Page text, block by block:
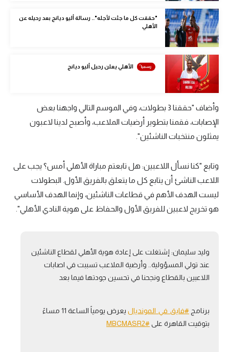
أمريكا
ركن الألعاب
أقسام خاصة
Gamers
تحقيق في الجول
تقرير في الجول
تحليل في الجول
حكايات في الجول
"حققت كل ما جئت لأجله".. رسالة أليو ديانج بعد رحيله عن
الأهلي
الأهلي يعلن رحيل أليو ديانج
وأضاف "حققنا 3 بطولات، وفي الموسم التالي واجهنا بعض
الإصابات، فقمنا بتطوير أرضيات الملاعب، وأصبح لدينا لاعبون
يمثلون منتخبات الناشئين".
وتابع "كنا نسأل اللاعبين: هل تابعتم مباراة الأهلي أمس؟ يجب على
اللاعب الناشئ أن يتابع كل ما يتعلق بالفريق الأول. البطولات
ليست الهدف الأهم في قطاعات الناشئين، وإنما الهدف الأساسي
هو تخريج لاعبين للفريق الأول والحفاظ على هوية النادي الأهلي".
وليد سليمان: إشتغلت على إعادة هوية الأهلي لقطاع الناشئين
عند تولي المسؤولية.. وأرضية الملاعب تسببت في اصابات
اللاعبين بالقطاع ونجحنا في تحسين جودتها فيما بعد
برنامج #فايق_في_المونديال
يعرض يومياً الساعة 11 مساءً
بتوقيت القاهرة على#MBCMASR2